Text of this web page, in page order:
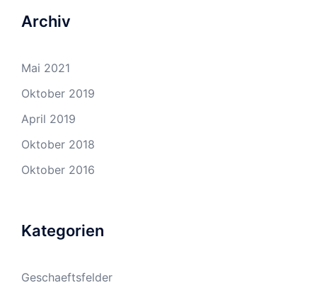
Archiv
Mai 2021
Oktober 2019
April 2019
Oktober 2018
Oktober 2016
Kategorien
Geschaeftsfelder